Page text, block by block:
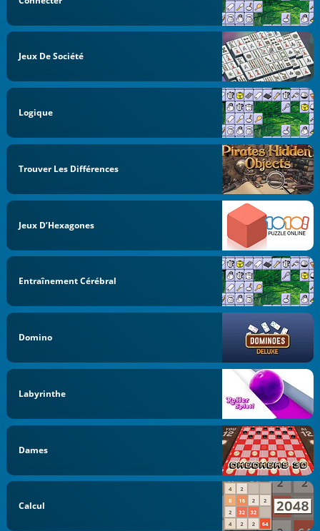
Jeux De Société
Logique
Trouver Les Différences
Jeux D’Hexagones
Entraînement Cérébral
Domino
Labyrinthe
Dames
Calcul